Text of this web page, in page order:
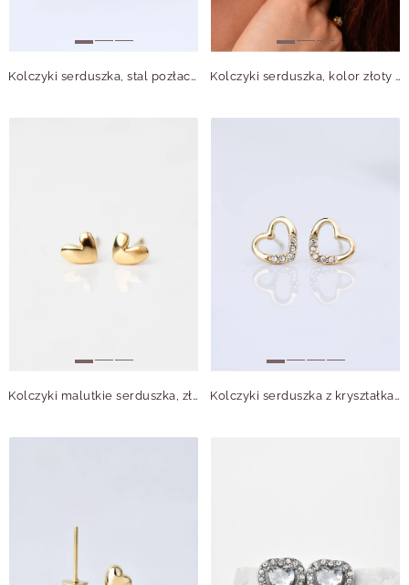
Kolczyki serduszka, stal pozłacana S209971Z00 Kolczyki serduszka, kolor złoty S200272Z02
Kolczyki malutkie serduszka, złoty S205927Z00 Kolczyki serduszka z kryształkami, złoty S206657Z02